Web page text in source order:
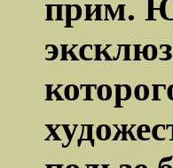
прим.